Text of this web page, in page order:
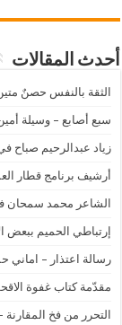
أحدث المقالات
الثقة بالنفس حصنٌ
سبع أصابع – وسيلة
زياد عبدالرحيم صباح
أرشيف برنامج قطار
الشاعر محمد سمحان
إرتباطي الحميم ببعض
رسالة اعتذار – اماني
مقدّمة كتاب غفوة
التحرر من فخ